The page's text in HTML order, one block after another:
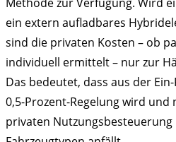
ein extern aufladbares
sind die privaten Kosten – ob
individuell ermittelt – nur zur
Das bedeutet, dass aus der
0,5-Prozent-Regelung wird und
privaten Nutzungsbesteuerung